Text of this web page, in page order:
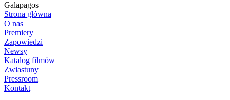
Galapagos
Strona główna
O nas
Premiery
Zapowiedzi
Newsy
Katalog filmów
Zwiastuny
Pressroom
Kontakt